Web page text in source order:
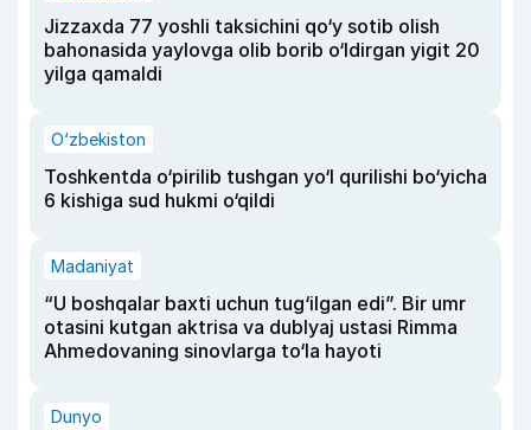
Jizzaxda 77 yoshli taksichini qo‘y sotib olish
bahonasida yaylovga olib borib o‘ldirgan yigit 20
yilga qamaldi
O‘zbekiston
Toshkentda o‘pirilib tushgan yo‘l qurilishi bo‘yicha
6 kishiga sud hukmi o‘qildi
Madaniyat
“U boshqalar baxti uchun tug‘ilgan edi”. Bir umr
otasini kutgan aktrisa va dublyaj ustasi Rimma
Ahmedovaning sinovlarga to‘la hayoti
Dunyo